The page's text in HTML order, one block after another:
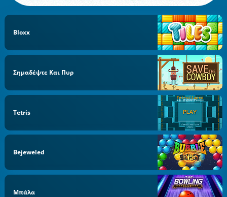
Bloxx
Σημαδέψτε Και Πυρ
Tetris
Bejeweled
Μπάλα